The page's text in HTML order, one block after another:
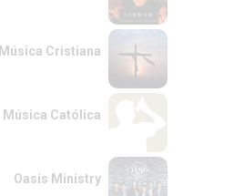
Música Cristiana
Música Católica
Oasis Ministry